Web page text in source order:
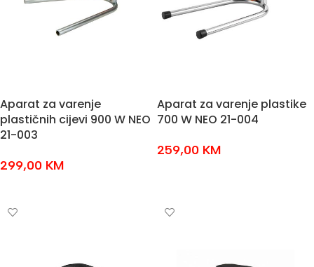
Aparat za varenje
plastičnih cijevi 900 W NEO
21-003
299,00 KM
Aparat za varenje plastike
700 W NEO 21-004
259,00 KM